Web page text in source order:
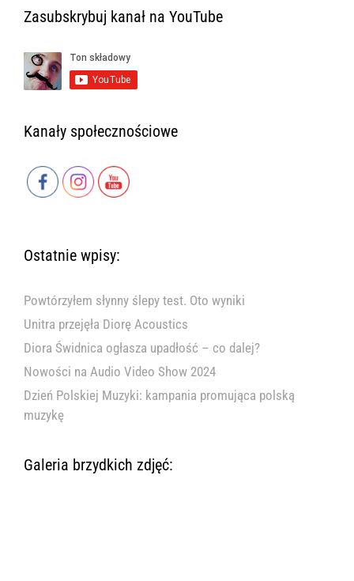
Zasubskrybuj kanał na YouTube
Kanały społecznościowe
Ostatnie wpisy:
Powtórzyłem słynny ślepy test. Oto wyniki
Unitra przejęła Diorę Acoustics
Diora Świdnica ogłasza upadłość – co dalej?
Nowości na Audio Video Show 2024
Dzień Polskiej Muzyki: kampania promująca polską
muzykę
Galeria brzydkich zdjęć: